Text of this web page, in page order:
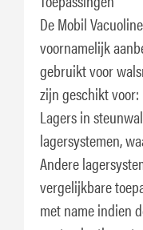
De Mobil
voornamelijk
gebruikt voor
zijn geschikt voor:
Lagers in
lagersystemen,
Andere
vergelijkbare
met name indien